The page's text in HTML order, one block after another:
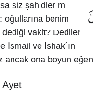
siz şahidler mi
oğullarına benim
vakit? Dediler
İsmail ve İshak´ın
ancak ona boyun
Ayet